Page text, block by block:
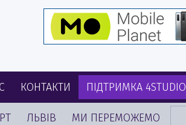
КОНТАКТИ ПІДТРИМКА 4STUDIO
ЛЬВІВ МИ ПЕРЕМОЖЕМО